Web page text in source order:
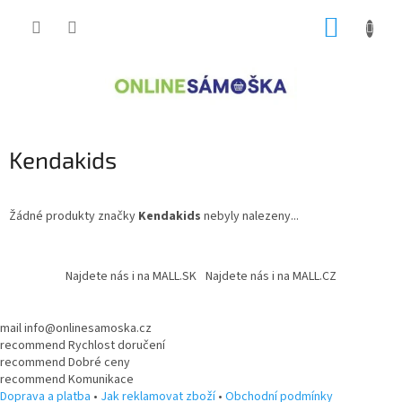
Kendakids
Žádné produkty značky Kendakids nebyly nalezeny...
t
í
Najdete nás i na MALL.SK Najdete nás i na MALL.CZ
mailinfo@onlinesamoska.cz
recommend Rychlost doručení
recommend Dobré ceny
recommend Komunikace
Doprava a platba • Jak reklamovat zboží• Obchodní podmínky